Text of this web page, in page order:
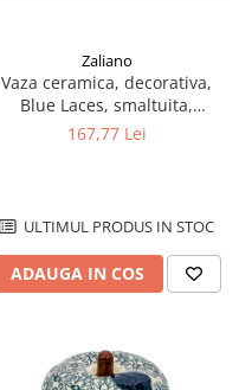
Zaliano
Vaza ceramica, decorativa,
Blue Laces, smaltuita,
impermeabila, pictata
167,77 Lei
ULTIMUL PRODUS IN STOC
ADAUGA IN COS